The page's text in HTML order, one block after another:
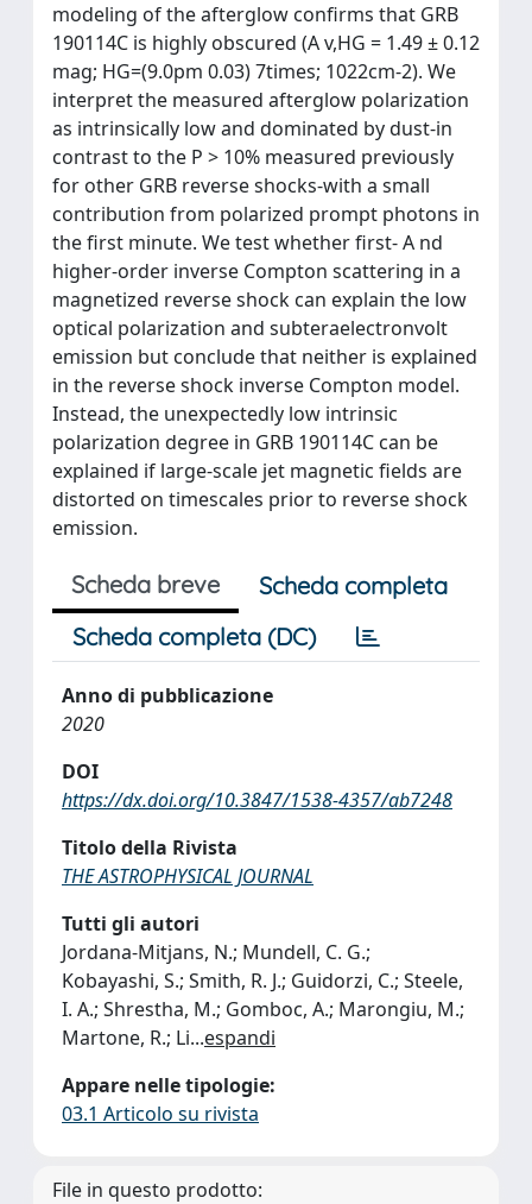
modeling of the afterglow confirms that GRB
190114C is highly obscured (A v,HG = 1.49 ± 0.12
mag; HG=(9.0pm 0.03) 7times; 1022cm-2). We
interpret the measured afterglow polarization
as intrinsically low and dominated by dust-in
contrast to the P > 10% measured previously
for other GRB reverse shocks-with a small
contribution from polarized prompt photons in
the first minute. We test whether first- A nd
higher-order inverse Compton scattering in a
magnetized reverse shock can explain the low
optical polarization and subteraelectronvolt
emission but conclude that neither is explained
in the reverse shock inverse Compton model.
Instead, the unexpectedly low intrinsic
polarization degree in GRB 190114C can be
explained if large-scale jet magnetic fields are
distorted on timescales prior to reverse shock
emission.
Scheda breve
Scheda completa
Scheda completa (DC)
Anno di pubblicazione
2020
DOI
https://dx.doi.org/10.3847/1538-4357/ab7248
Titolo della Rivista
THE ASTROPHYSICAL JOURNAL
Tutti gli autori
Jordana-Mitjans, N.; Mundell, C. G.;
Kobayashi, S.; Smith, R. J.; Guidorzi, C.; Steele,
I. A.; Shrestha, M.; Gomboc, A.; Marongiu, M.;
Martone, R.; Li...espandi
Appare nelle tipologie:
03.1 Articolo su rivista
File in questo prodotto: